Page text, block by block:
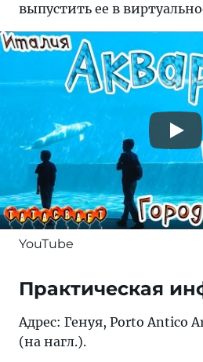
выпустить ее в
YouTube
Практическая
Адрес: Генуя, Porto Antico
(на нагл.).